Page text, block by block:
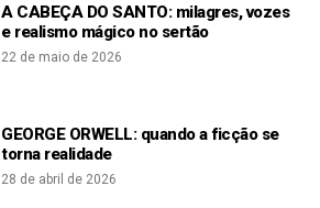
A CABEÇA DO SANTO: milagres, vozes
e realismo mágico no sertão
22 de maio de 2026
GEORGE ORWELL: quando a ficção se
torna realidade
28 de abril de 2026